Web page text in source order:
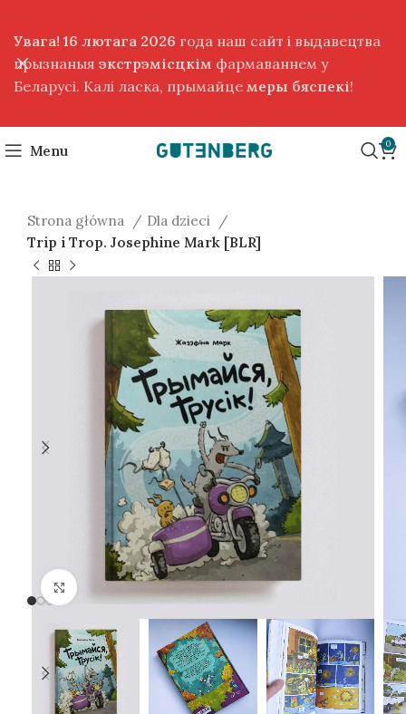
Menu 0
Strona główna
Dla dzieci
Trip i Trop. Josephine Mark [BLR]
Kliknij, aby powiększyć
Увага! 16 лютага 2026 года наш сайт і выдавецтва
прызнаныя экстрэмісцкім фармаваннем у
Беларусі. Калі ласка, прымайце меры бяспекі!